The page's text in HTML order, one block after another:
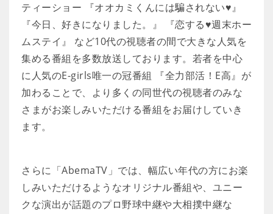
ティーショー 『オオカミくんには騙されない♥』
『今日、好きになりました。』 『恋する♥週末ホー
ムステイ』 など10代の視聴者の間で大きな人気を
集める番組を多数放送しております。若者を中心
に人気のE-girls唯一の冠番組 『全力部活！E高』が
加わることで、より多くの同世代の視聴者のみな
さまがお楽しみいただける番組をお届けしていき
ます。
さらに「AbemaTV」では、幅広い年代の方にお楽
しみいただけるようなオリジナル番組や、ユニー
クな演出が話題のプロ野球中継や大相撲中継な